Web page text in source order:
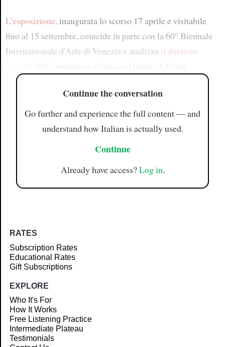
L’esposizione, inaugurata lo scorso 17 aprile e visitabile
fino al 15 settembre, coincide in parte con la 60° Biennale
Internazionale d'Arte di Venezia e analizza il duraturo
Continue the conversation
Go further and experience the full content — and
understand how Italian is actually used.
Continue
Already have access?Log in.
RATES
Subscription Rates
Educational Rates
Gift Subscriptions
EXPLORE
Who It's For
How It Works
Free Listening Practice
Intermediate Plateau
Testimonials